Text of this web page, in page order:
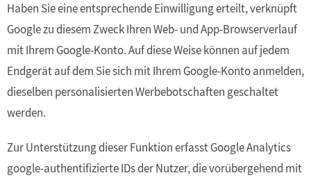
Haben Sie eine entsprechende Einwilligung erteilt, verknüpft
Google zu diesem Zweck Ihren Web- und App-Browserverlauf
mit Ihrem Google-Konto. Auf diese Weise können auf jedem
Endgerät auf dem Sie sich mit Ihrem Google-Konto anmelden,
dieselben personalisierten Werbebotschaften geschaltet
werden.
Zur Unterstützung dieser Funktion erfasst Google Analytics
google-authentifizierte IDs der Nutzer, die vorübergehend mit